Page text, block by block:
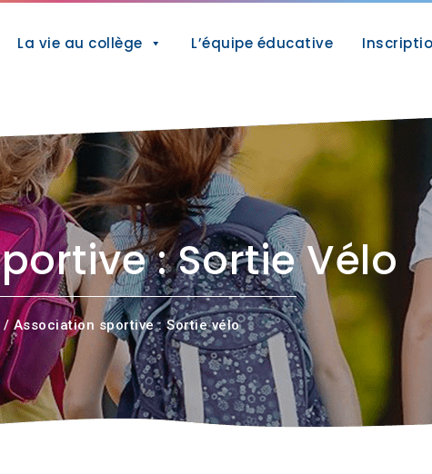
La vie au collège L’équipe éducative
: Sortie Vélo
/ Association sportive : Sortie vélo